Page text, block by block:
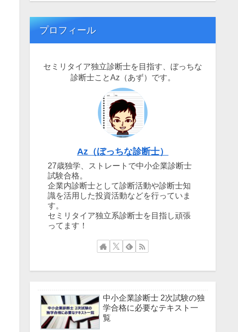
プロフィール
セミリタイア独立診断士を目指す、ぼっちな
診断士ことAz（あず）です。
Az（ぼっちな診断士）
27歳独学、ストレートで中小企業診断士
試験合格。
企業内診断士として診断活動や診断士知
識を活用した投資活動などを行っていま
す。
セミリタイア独立系診断士を目指し頑張
ってます！
中小企業診断士 2次試験の独
学合格に必要なテキスト一
覧